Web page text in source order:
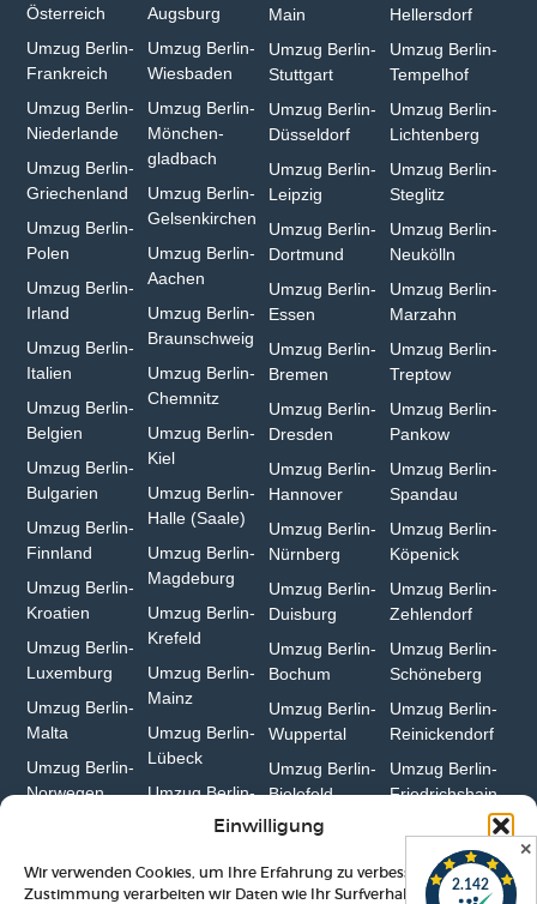
Einwilligung
Wir verwenden Cookies, um Ihre Erfahrung zu verbessern. Mit Ihrer
Zustimmung verarbeiten wir Daten wie Ihr Surfverhalten. Ohne
Hellersdorf
Umzug Berlin-
Tempelhof
Umzug Berlin-
Lichtenberg
Umzug Berlin-
Steglitz
Umzug Berlin-
Neukölln
Umzug Berlin-
Marzahn
Umzug Berlin-
Treptow
Umzug Berlin-
Pankow
Umzug Berlin-
Spandau
Umzug Berlin-
Köpenick
Umzug Berlin-
Zehlendorf
Umzug Berlin-
Schöneberg
Umzug Berlin-
Reinickendorf
Umzug Berlin-
Friedrichshain
Main
Umzug Berlin-
Stuttgart
Umzug Berlin-
Düsseldorf
Umzug Berlin-
Leipzig
Umzug Berlin-
Dortmund
Umzug Berlin-
Essen
Umzug Berlin-
Bremen
Umzug Berlin-
Dresden
Umzug Berlin-
Hannover
Umzug Berlin-
Nürnberg
Umzug Berlin-
Duisburg⁠
Umzug Berlin-
Bochum
Umzug Berlin-
Wuppertal⁠
Umzug Berlin-
Bielefeld⁠
Augsburg
Umzug Berlin-
Wiesbaden⁠
Umzug Berlin-
Mönchen­
gladbach⁠
Umzug Berlin-
Gelsenkirchen⁠
Umzug Berlin-
Aachen⁠
Umzug Berlin-
Braunschweig
Umzug Berlin-
Chemnitz⁠
Umzug Berlin-
Kiel
Umzug Berlin-
Halle (Saale)⁠
Umzug Berlin-
Magdeburg
Umzug Berlin-
Krefeld⁠
Umzug Berlin-
Mainz⁠
Umzug Berlin-
Lübeck
Umzug Berlin-
Österreich
Umzug Berlin-
Frankreich
Umzug Berlin-
Niederlande
Umzug Berlin-
Griechenland
Umzug Berlin-
Polen
Umzug Berlin-
Irland
Umzug Berlin-
Italien
Umzug Berlin-
Belgien
Umzug Berlin-
Bulgarien⁠
Umzug Berlin-
Finnland
Umzug Berlin-
Kroatien
Umzug Berlin-
Luxemburg
Umzug Berlin-
Malta
Umzug Berlin-
Norwegen
✕